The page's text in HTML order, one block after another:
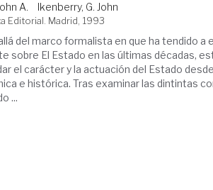
A. Ikenberry, G. John
Editorial. Madrid, 1993
del marco formalista en que ha tendido a
sobre El Estado en las últimas décadas,
el carácter y la actuación del Estado
e histórica. Tras examinar las dintintas
...